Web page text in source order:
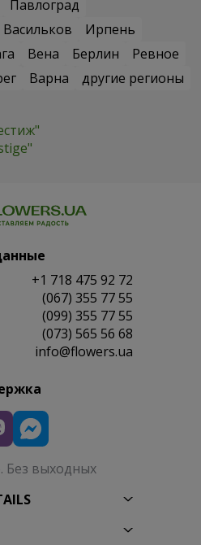
Павлоград
Васильков
Ирпень
Вена Берлин
Ревное
Варна
другие регионы
+1 718 475 92 72
(067) 355 77 55
(099) 355 77 55
(073) 565 56 68
info@flowers.ua
Без выходных